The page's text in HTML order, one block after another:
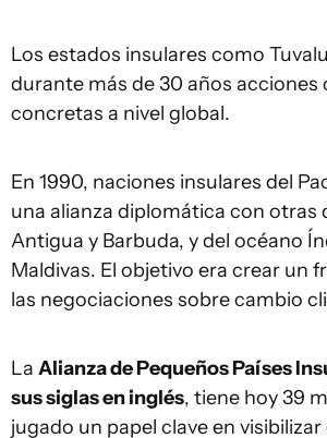
Los estados insulares como
durante más de 30 años acciones
concretas a nivel global.
En 1990, naciones insulares del
una alianza diplomática con otras
Antigua y Barbuda, y del océano
Maldivas. El objetivo era crear un
las negociaciones sobre cambio
La Alianza de Pequeños Países
sus siglas en inglés, tiene hoy 39
jugado un papel clave en